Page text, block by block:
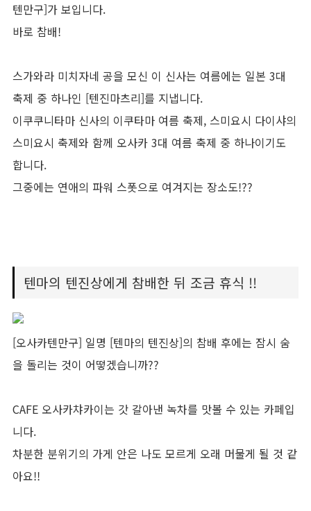
텐만구]가 보입니다.
바로 참배!
스가와라 미치자네 공을 모신 이 신사는 여름에는 일본 3대
축제 중 하나인 [텐진마츠리]를 지냅니다.
이쿠쿠니타마 신사의 이쿠타마 여름 축제, 스미요시 다이샤의
스미요시 축제와 함께 오사카 3대 여름 축제 중 하나이기도
합니다.
그중에는 연애의 파워 스폿으로 여겨지는 장소도!??
텐마의 텐진상에게 참배한 뒤 조금 휴식 !!
[오사카텐만구] 일명 [텐마의 텐진상]의 참배 후에는 잠시 숨
을 돌리는 것이 어떻겠습니까??
CAFE 오사카챠카이는 갓 갈아낸 녹차를 맛볼 수 있는 카페입
니다.
차분한 분위기의 가게 안은 나도 모르게 오래 머물게 될 것 같
아요!!